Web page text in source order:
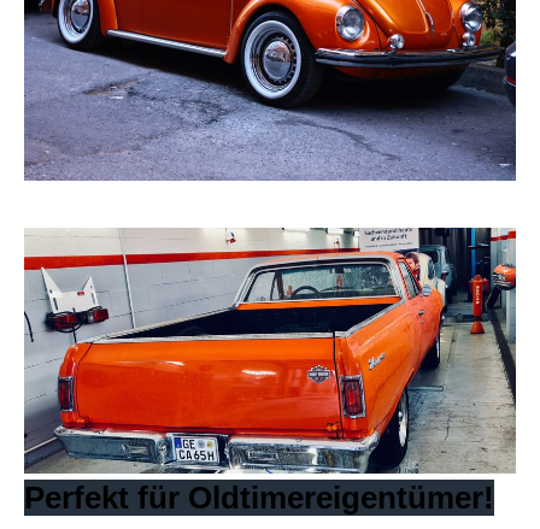
Perfekt für Oldtimereigentümer!